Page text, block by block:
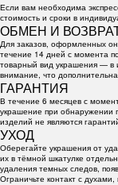
Если вам необходима
стоимость и сроки в
ОБМЕН И
Для заказов, оформленных
течение 14 дней с момента
товарный вид украшения —
внимание, что
ГАРАНТИЯ
В течение 6 месяцев с
украшение при обнаружении
изделий не являются
УХОД
Оберегайте украшения от
их в тёмной шкатулке
удаления темных следов,
Ограничьте контакт с